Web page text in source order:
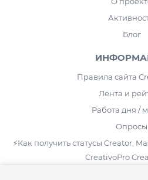
Блог
Правила сайта
Лента и
Работа дня /
Опросы
⚡️Как получить статусы Creator,
CreativoPro